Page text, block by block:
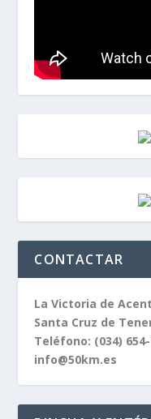
CONTACTAR
La Victoria de
Santa Cruz de
Teléfono: (034)
info@50km.es